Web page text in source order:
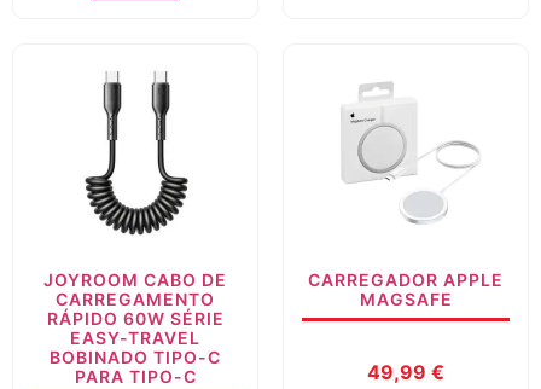
JOYROOM CABO DE
CARREGAMENTO
RÁPIDO 60W SÉRIE
EASY-TRAVEL
BOBINADO TIPO-C
PARA TIPO-C
CARREGADOR APPLE
MAGSAFE
49,99 €